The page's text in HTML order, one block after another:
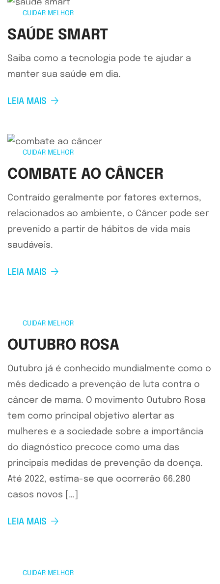
CUIDAR MELHOR
SAÚDE SMART
Saiba como a tecnologia pode te ajudar a
manter sua saúde em dia.
LEIA MAIS
CUIDAR MELHOR
COMBATE AO CÂNCER
Contraído geralmente por fatores externos,
relacionados ao ambiente, o Câncer pode ser
prevenido a partir de hábitos de vida mais
saudáveis.
LEIA MAIS
CUIDAR MELHOR
OUTUBRO ROSA
Outubro já é conhecido mundialmente como o
mês dedicado a prevenção de luta contra o
câncer de mama. O movimento Outubro Rosa
tem como principal objetivo alertar as
mulheres e a sociedade sobre a importância
do diagnóstico precoce como uma das
principais medidas de prevenção da doença.
Até 2022, estima-se que ocorrerão 66.280
casos novos […]
LEIA MAIS
CUIDAR MELHOR